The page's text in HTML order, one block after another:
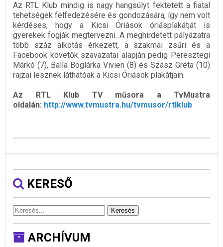
Az RTL Klub mindig is nagy hangsúlyt fektetett a fiatal
tehetségek felfedezésére és gondozására, így nem volt
kérdéses, hogy a Kicsi Óriások óriásplakátját is
gyerekek fogják megtervezni. A meghirdetett pályázatra
több száz alkotás érkezett, a szakmai zsűri és a
Facebook követők szavazatai alapján pedig Peresztegi
Márkó (7), Balla Boglárka Vivien (8) és Szász Gréta (10)
rajzai lesznek láthatóak a Kicsi Óriások plakátjain.
Az RTL Klub TV műsora a TvMustra
oldalán: http://www.tvmustra.hu/tvmusor/rtlklub
KERESŐ
Keresés
ARCHÍVUM